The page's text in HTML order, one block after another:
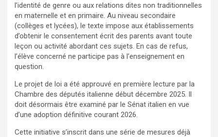
l’identité de genre ou aux relations dites non traditionnelles
en maternelle et en primaire. Au niveau secondaire
(collèges et lycées), le texte impose aux établissements
d’obtenir le consentement écrit des parents avant toute
leçon ou activité abordant ces sujets. En cas de refus,
l’élève concerné ne participe pas à l’enseignement en
question.
Le projet de loi a été approuvé en première lecture par la
Chambre des députés italienne début décembre 2025. Il
doit désormais être examiné par le Sénat italien en vue
d’une adoption définitive courant 2026.
Cette initiative s’inscrit dans une série de mesures déjà